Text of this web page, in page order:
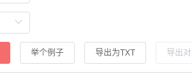
举个例子 导出为TXT 导出